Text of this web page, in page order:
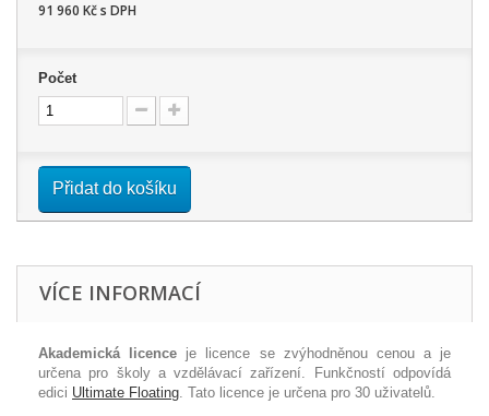
91 960 Kčs DPH
Počet
Přidat do košíku
VÍCE INFORMACÍ
Akademická licence je licence se zvýhodněnou cenou a je
určena pro školy a vzdělávací zařízení. Funkčností odpovídá
edici Ultimate Floating. Tato licence je určena pro 30 uživatelů.